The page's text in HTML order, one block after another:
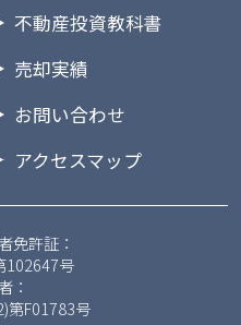
不動産投資教科書
売却実績
お問い合わせ
アクセスマップ
免許証：
102647号
：
第F01783号